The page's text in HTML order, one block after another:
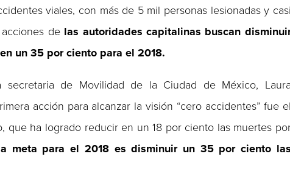
viales, con más de 5 mil personas lesionadas y
de las autoridades capitalinas buscan
un 35 por ciento para el 2018.
secretaria de Movilidad de la Ciudad de México,
acción para alcanzar la visión “cero accidentes” fue
que ha logrado reducir en un 18 por ciento las muertes
meta para el 2018 es disminuir un 35 por ciento